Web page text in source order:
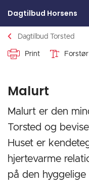
Dagtilbud Horsens
Dagtilbud Torsted
Print
Malurt
Malurt er den
Torsted og
Huset er
hjertevarme
på den hyggelige